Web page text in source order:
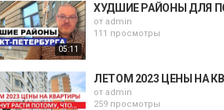
05:11
ХУДШИЕ РАЙОНЫ ДЛЯ
от admin
111 просмотры
ЛЕТОМ 2023 ЦЕНЫ НА
от admin
259 просмотры